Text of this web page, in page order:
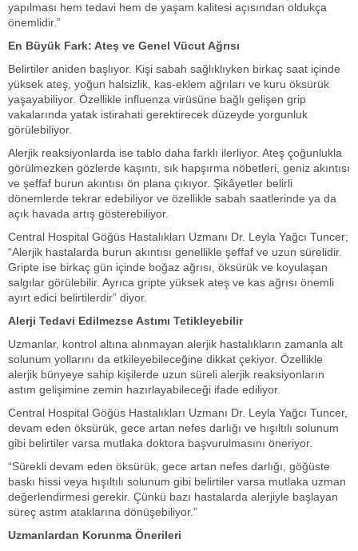
yapılması hem tedavi hem de yaşam kalitesi açısından oldukça
önemlidir.”
En Büyük Fark: Ateş ve Genel Vücut Ağrısı
Belirtiler aniden başlıyor. Kişi sabah sağlıklıyken birkaç saat içinde
yüksek ateş, yoğun halsizlik, kas-eklem ağrıları ve kuru öksürük
yaşayabiliyor. Özellikle influenza virüsüne bağlı gelişen grip
vakalarında yatak istirahati gerektirecek düzeyde yorgunluk
görülebiliyor.
Alerjik reaksiyonlarda ise tablo daha farklı ilerliyor. Ateş çoğunlukla
görülmezken gözlerde kaşıntı, sık hapşırma nöbetleri, geniz akıntısı
ve şeffaf burun akıntısı ön plana çıkıyor. Şikâyetler belirli
dönemlerde tekrar edebiliyor ve özellikle sabah saatlerinde ya da
açık havada artış gösterebiliyor.
Central Hospital Göğüs Hastalıkları Uzmanı Dr. Leyla Yağcı Tuncer;
“Alerjik hastalarda burun akıntısı genellikle şeffaf ve uzun sürelidir.
Gripte ise birkaç gün içinde boğaz ağrısı, öksürük ve koyulaşan
salgılar görülebilir. Ayrıca gripte yüksek ateş ve kas ağrısı önemli
ayırt edici belirtilerdir” diyor.
Alerji Tedavi Edilmezse Astımı Tetikleyebilir
Uzmanlar, kontrol altına alınmayan alerjik hastalıkların zamanla alt
solunum yollarını da etkileyebileceğine dikkat çekiyor. Özellikle
alerjik bünyeye sahip kişilerde uzun süreli alerjik reaksiyonların
astım gelişimine zemin hazırlayabileceği ifade ediliyor.
Central Hospital Göğüs Hastalıkları Uzmanı Dr. Leyla Yağcı Tuncer,
devam eden öksürük, gece artan nefes darlığı ve hışıltılı solunum
gibi belirtiler varsa mutlaka doktora başvurulmasını öneriyor.
“Sürekli devam eden öksürük, gece artan nefes darlığı, göğüste
baskı hissi veya hışıltılı solunum gibi belirtiler varsa mutlaka uzman
değerlendirmesi gerekir. Çünkü bazı hastalarda alerjiyle başlayan
süreç astım ataklarına dönüşebiliyor.”
Uzmanlardan Korunma Önerileri